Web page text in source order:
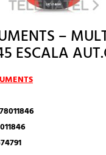
–
ESCALA